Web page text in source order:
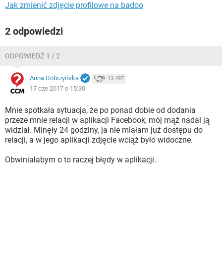
Jak zmienić zdjęcie profilowe na badoo
2 odpowiedzi
ODPOWIEDŹ 1 / 2
Anna Dobrzyńska 13 497
17 cze 2017 o 15:30
Mnie spotkała sytuacja, że po ponad dobie od dodania
przeze mnie relacji w aplikacji Facebook, mój mąż nadal ją
widział. Minęły 24 godziny, ja nie miałam już dostępu do
relacji, a w jego aplikacji zdjęcie wciąż było widoczne.
Obwiniałabym o to raczej błędy w aplikacji.